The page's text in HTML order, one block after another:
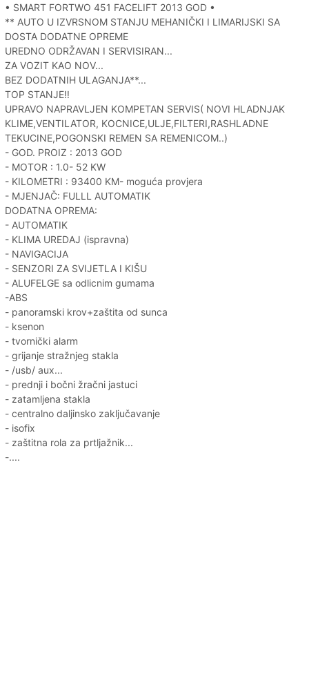
• SMART FORTWO 451 FACELIFT 2013 GOD •
** AUTO U IZVRSNOM STANJU MEHANIČKI I LIMARIJSKI SA
DOSTA DODATNE OPREME
UREDNO ODRŽAVAN I SERVISIRAN...
ZA VOZIT KAO NOV...
BEZ DODATNIH ULAGANJA**...
TOP STANJE‼️
UPRAVO NAPRAVLJEN KOMPETAN SERVIS( NOVI HLADNJAK
KLIME,VENTILATOR, KOCNICE,ULJE,FILTERI,RASHLADNE
TEKUCINE,POGONSKI REMEN SA REMENICOM..)
- GOD. PROIZ : 2013 GOD
- MOTOR : 1.0- 52 KW
- KILOMETRI : 93400 KM- moguća provjera
- MJENJAČ: FULLL AUTOMATIK
DODATNA OPREMA:
- AUTOMATIK
- KLIMA UREDAJ (ispravna)
- NAVIGACIJA
- SENZORI ZA SVIJETLA I KIŠU
- ALUFELGE sa odlicnim gumama
-ABS
- panoramski krov+zaštita od sunca
- ksenon
- tvornički alarm
- grijanje stražnjeg stakla
- /usb/ aux...
- prednji i bočni žračni jastuci
- zatamljena stakla
- centralno daljinsko zaključavanje
- isofix
- zaštitna rola za prtljažnik...
-....